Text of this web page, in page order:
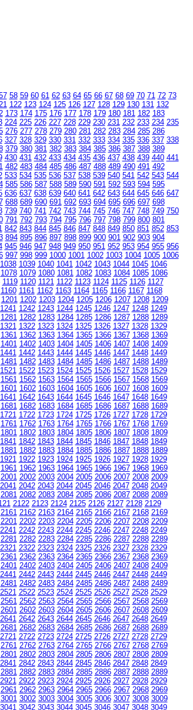
58 59 60 61 62 63 64 65 66 67 68 69 70 71 72 73
122 123 124 125 126 127 128 129 130 131 132
173 174 175 176 177 178 179 180 181 182 183
224 225 226 227 228 229 230 231 232 233 234 235
276 277 278 279 280 281 282 283 284 285 286
327 328 329 330 331 332 333 334 335 336 337 338
379 380 381 382 383 384 385 386 387 388 389
430 431 432 433 434 435 436 437 438 439 440 441
482 483 484 485 486 487 488 489 490 491 492
533 534 535 536 537 538 539 540 541 542 543 544
585 586 587 588 589 590 591 592 593 594 595
636 637 638 639 640 641 642 643 644 645 646 647
688 689 690 691 692 693 694 695 696 697 698
739 740 741 742 743 744 745 746 747 748 749 750
791 792 793 794 795 796 797 798 799 800 801
842 843 844 845 846 847 848 849 850 851 852 853
894 895 896 897 898 899 900 901 902 903 904
945 946 947 948 949 950 951 952 953 954 955 956
997 998 999 1000 1001 1002 1003 1004 1005 1006
1038 1039 1040 1041 1042 1043 1044 1045 1046
1078 1079 1080 1081 1082 1083 1084 1085 1086
1119 1120 1121 1122 1123 1124 1125 1126 1127
1160 1161 1162 1163 1164 1165 1166 1167 1168
1201 1202 1203 1204 1205 1206 1207 1208 1209
1241 1242 1243 1244 1245 1246 1247 1248 1249
1281 1282 1283 1284 1285 1286 1287 1288 1289
1321 1322 1323 1324 1325 1326 1327 1328 1329
1361 1362 1363 1364 1365 1366 1367 1368 1369
1401 1402 1403 1404 1405 1406 1407 1408 1409
1441 1442 1443 1444 1445 1446 1447 1448 1449
1481 1482 1483 1484 1485 1486 1487 1488 1489
1521 1522 1523 1524 1525 1526 1527 1528 1529
1561 1562 1563 1564 1565 1566 1567 1568 1569
1601 1602 1603 1604 1605 1606 1607 1608 1609
1641 1642 1643 1644 1645 1646 1647 1648 1649
1681 1682 1683 1684 1685 1686 1687 1688 1689
1721 1722 1723 1724 1725 1726 1727 1728 1729
1761 1762 1763 1764 1765 1766 1767 1768 1769
1801 1802 1803 1804 1805 1806 1807 1808 1809
1841 1842 1843 1844 1845 1846 1847 1848 1849
1881 1882 1883 1884 1885 1886 1887 1888 1889
1921 1922 1923 1924 1925 1926 1927 1928 1929
1961 1962 1963 1964 1965 1966 1967 1968 1969
2001 2002 2003 2004 2005 2006 2007 2008 2009
2041 2042 2043 2044 2045 2046 2047 2048 2049
2081 2082 2083 2084 2085 2086 2087 2088 2089
2122 2123 2124 2125 2126 2127 2128 2129
2161 2162 2163 2164 2165 2166 2167 2168 2169
2201 2202 2203 2204 2205 2206 2207 2208 2209
2241 2242 2243 2244 2245 2246 2247 2248 2249
2281 2282 2283 2284 2285 2286 2287 2288 2289
2321 2322 2323 2324 2325 2326 2327 2328 2329
2361 2362 2363 2364 2365 2366 2367 2368 2369
2401 2402 2403 2404 2405 2406 2407 2408 2409
2441 2442 2443 2444 2445 2446 2447 2448 2449
2481 2482 2483 2484 2485 2486 2487 2488 2489
2521 2522 2523 2524 2525 2526 2527 2528 2529
2561 2562 2563 2564 2565 2566 2567 2568 2569
2601 2602 2603 2604 2605 2606 2607 2608 2609
2641 2642 2643 2644 2645 2646 2647 2648 2649
2681 2682 2683 2684 2685 2686 2687 2688 2689
2721 2722 2723 2724 2725 2726 2727 2728 2729
2761 2762 2763 2764 2765 2766 2767 2768 2769
2801 2802 2803 2804 2805 2806 2807 2808 2809
2841 2842 2843 2844 2845 2846 2847 2848 2849
2881 2882 2883 2884 2885 2886 2887 2888 2889
2921 2922 2923 2924 2925 2926 2927 2928 2929
2961 2962 2963 2964 2965 2966 2967 2968 2969
3001 3002 3003 3004 3005 3006 3007 3008 3009
3041 3042 3043 3044 3045 3046 3047 3048 3049